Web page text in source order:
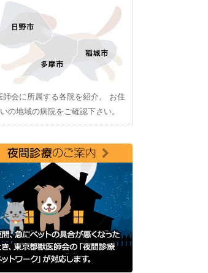
師会に所属する各院を紹介。 お住
の地域の病院をご確認下さい。